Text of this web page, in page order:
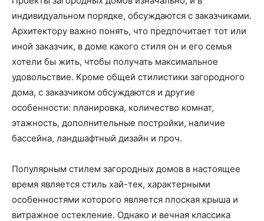
индивидуальном порядке, обсуждаются с заказчиками.
Архитектору важно понять, что предпочитает тот или
иной заказчик, в доме какого стиля он и его семья
хотели бы жить, чтобы получать максимальное
удовольствие. Кроме общей стилистики загородного
дома, с заказчиком обсуждаются и другие
особенности: планировка, количество комнат,
этажность, дополнительные постройки, наличие
бассейна, ландшафтный дизайн и проч.
Популярным стилем загородных домов в настоящее
время является стиль хай-тек, характерными
особенностями которого является плоская крыша и
витражное остекление. Однако и вечная классика